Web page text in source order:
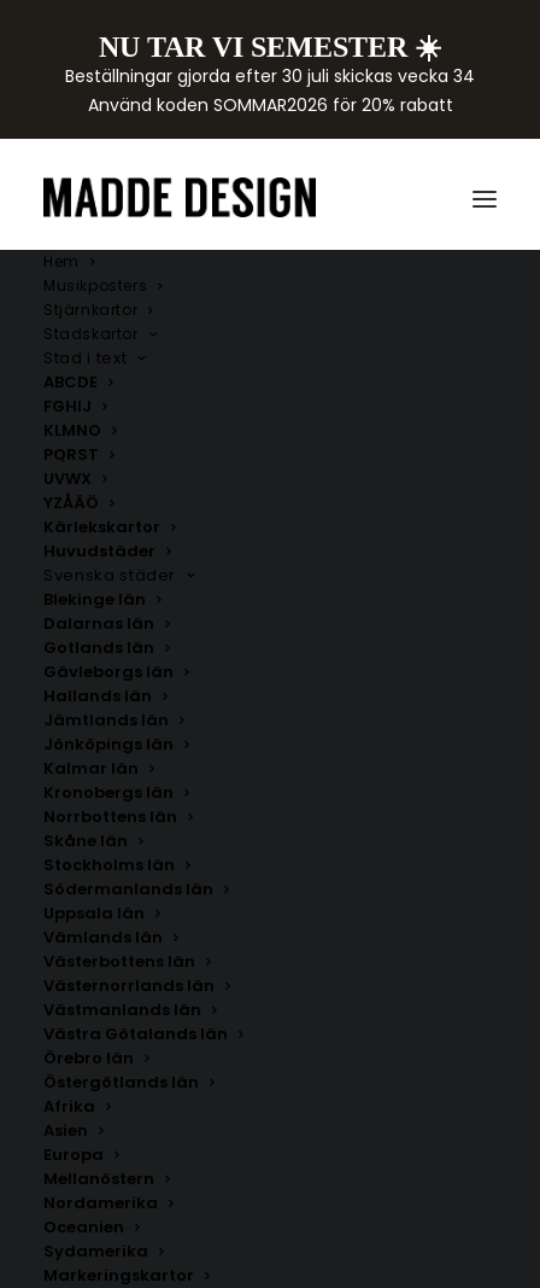
NU TAR VI SEMESTER ☀️
Beställningar gjorda efter 30 juli skickas vecka 34
Använd koden SOMMAR2026 för 20% rabatt
Hem
Musikposters
Stjärnkartor
Stadskartor
Stad i text
ABCDE
FGHIJ
KLMNO
PQRST
UVWX
YZÅÄÖ
Kärlekskartor
Huvudstäder
Svenska städer
Blekinge län
Dalarnas län
Gotlands län
Gävleborgs län
Hallands län
Jämtlands län
Jönköpings län
Kalmar län
Kronobergs län
Norrbottens län
Skåne län
Stockholms län
Södermanlands län
Uppsala län
Vämlands län
Västerbottens län
Västernorrlands län
Västmanlands län
Västra Götalands län
Örebro län
Östergötlands län
Afrika
Asien
Europa
Mellanöstern
Nordamerika
Oceanien
Sydamerika
Markeringskartor
Höganäs
Storlek
350.00kr
Handritad karta över Höganäs i
Välj mellan fyra olika storlekar: 50×70 cm, 40×50 cm,